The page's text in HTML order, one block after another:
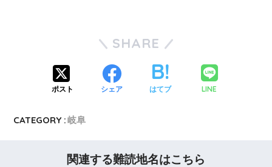
SHARE
ポスト シェア はてブ LINE
CATEGORY :岐阜
関連する難読地名はこちら